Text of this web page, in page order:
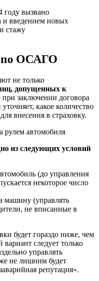
вызвано
и введением новых
стажу
по ОСАГО
не только
допущенных к
заключении договора
какое количество
внесения в страховку.
из следующих условий
(до управления
некоторое число
машину (управлять
не вписанные в
будет гораздо ниже, чем
следует только
управлять
не лишним будет
репутация».